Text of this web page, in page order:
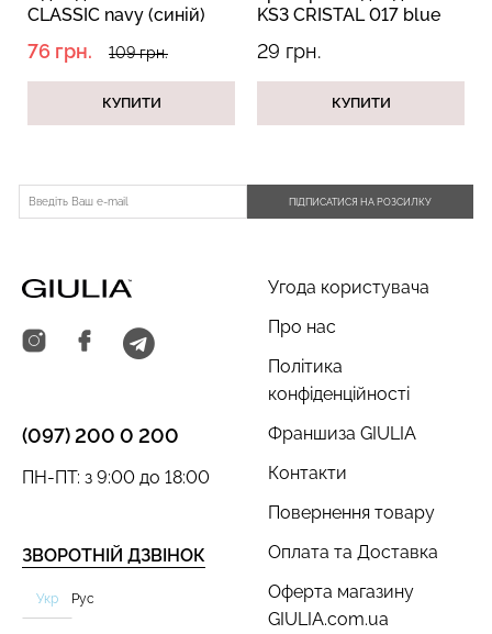
CLASSIC navy (синій)
76 грн. 109 грн.
КУПИТИ
KS3 CRISTAL 017 blue
29 грн.
КУПИТИ
ПІДПИСАТИСЯ НА РОЗСИЛКУ
Угода користувача
Про нас
Політика
конфіденційності
Франшиза GIULIA
Контакти
Повернення товару
Оплата та Доставка
Оферта магазину
GIULIA.com.ua
(097) 200 0 200
ЗВОРОТНІЙ ДЗВІНОК
ПН-ПТ: з 9:00 до 18:00
Укр Рус
Топ на бретелях в рубчик
CAMI TOP RIB black
(чорний) Giulia
Безшовний топ на
бретелях CAMI TOP
(білий) Giulia
корекцією BRA
SHAPEWEAR nude
ефектом безшовні
TRACKS SHAPE black